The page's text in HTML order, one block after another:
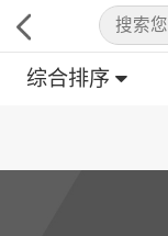
综合排序